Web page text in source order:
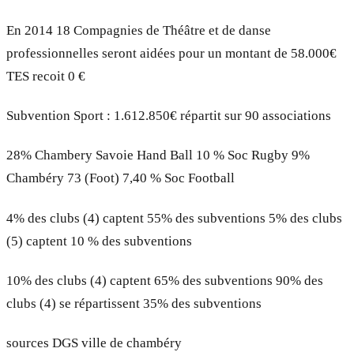
En 2014 18 Compagnies de Théâtre et de danse
professionnelles seront aidées pour un montant de 58.000€
TES recoit 0 €
Subvention Sport : 1.612.850€ répartit sur 90 associations
28% Chambery Savoie Hand Ball 10 % Soc Rugby 9%
Chambéry 73 (Foot) 7,40 % Soc Football
4% des clubs (4) captent 55% des subventions 5% des clubs
(5) captent 10 % des subventions
10% des clubs (4) captent 65% des subventions 90% des
clubs (4) se répartissent 35% des subventions
sources DGS ville de chambéry